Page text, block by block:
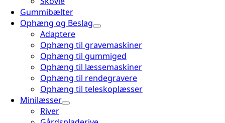
Gummibælter
Ophæng og Beslag
Adaptere
Ophæng til gravemaskiner
Ophæng til gummiged
Ophæng til læssemaskiner
Ophæng til rendegravere
Ophæng til teleskoplæsser
Minilæsser
River